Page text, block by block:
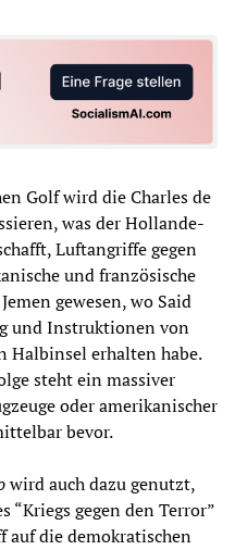
Golf wird die Charles de
was der Hollande-
Luftangriffe gegen
und französische
gewesen, wo Said
und Instruktionen von
Halbinsel erhalten habe.
steht ein massiver
oder amerikanischer
bevor.
wird auch dazu genutzt,
“Kriegs gegen den Terror”
auf die demokratischen